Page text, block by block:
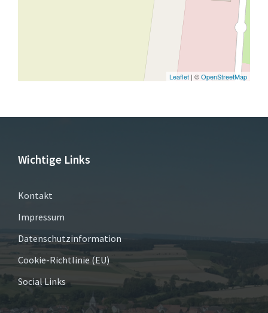
Leaflet | ©OpenStreetMap
Wichtige Links
Kontakt
Impressum
Datenschutzinformation
Cookie-Richtlinie (EU)
Social Links